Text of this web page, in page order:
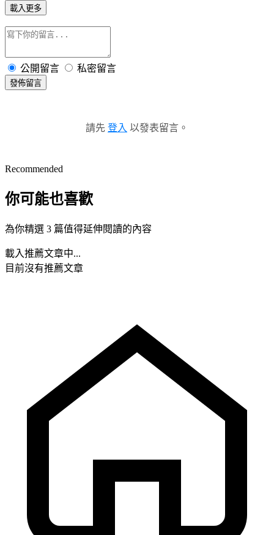
載入更多
公開留言 私密留言
發佈留言
請先 登入 以發表留言。
Recommended
你可能也喜歡
為你精選 3 篇值得延伸閱讀的內容
載入推薦文章中...
目前沒有推薦文章